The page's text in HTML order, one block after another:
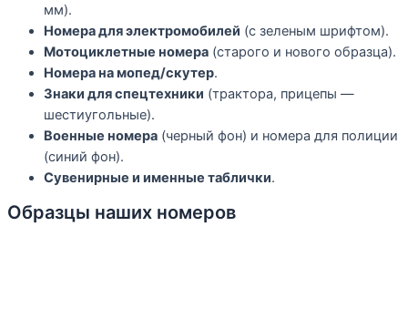
мм).
Номера для электромобилей (с зеленым шрифтом).
Мотоциклетные номера (старого и нового образца).
Номера на мопед/скутер.
Знаки для спецтехники (трактора, прицепы —
шестиугольные).
Военные номера (черный фон) и номера для полиции
(синий фон).
Сувенирные и именные таблички.
Образцы наших номеров